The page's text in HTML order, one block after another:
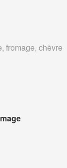
fromage, chèvre